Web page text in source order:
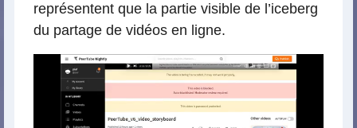
représentent que la partie visible de l’iceberg
du partage de vidéos en ligne.